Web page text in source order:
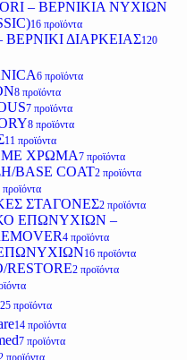
– ΒΕΡΝΙΚΙΑ ΝΥΧΙΩΝ
16 προϊόντα
ΒΕΡΝΙΚΙ ΔΙΑΡΚΕΙΑΣ120
6 προϊόντα
8 προϊόντα
7 προϊόντα
8 προϊόντα
11 προϊόντα
ΜΕ ΧΡΩΜΑ7 προϊόντα
BASE COAT2 προϊόντα
προϊόντα
ΣΤΑΓΟΝΕΣ2 προϊόντα
ΕΠΩΝΥΧΙΩΝ –
4 προϊόντα
16 προϊόντα
2 προϊόντα
25 προϊόντα
14 προϊόντα
7 προϊόντα
προϊόντα